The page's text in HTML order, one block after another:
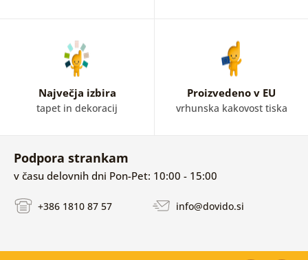
Največja izbira
tapet in dekoracij
Proizvedeno v EU
vrhunska kakovost tiska
Podpora strankam
v času delovnih dni Pon-Pet: 10:00 - 15:00
+386 1810 87 57 info@dovido.si